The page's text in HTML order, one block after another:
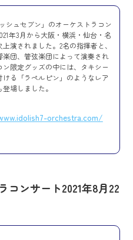
ッシュセブン」のオーケストラコン
年3月から大阪・横浜・仙台・名
演されました。2名の指揮者と、
楽団、管弦楽団によって演奏され
ン限定グッズの中には、タキシー
ける「ラペルピン」のようなレア
場しました。
orchestra.com/
コンサート2021年8月22